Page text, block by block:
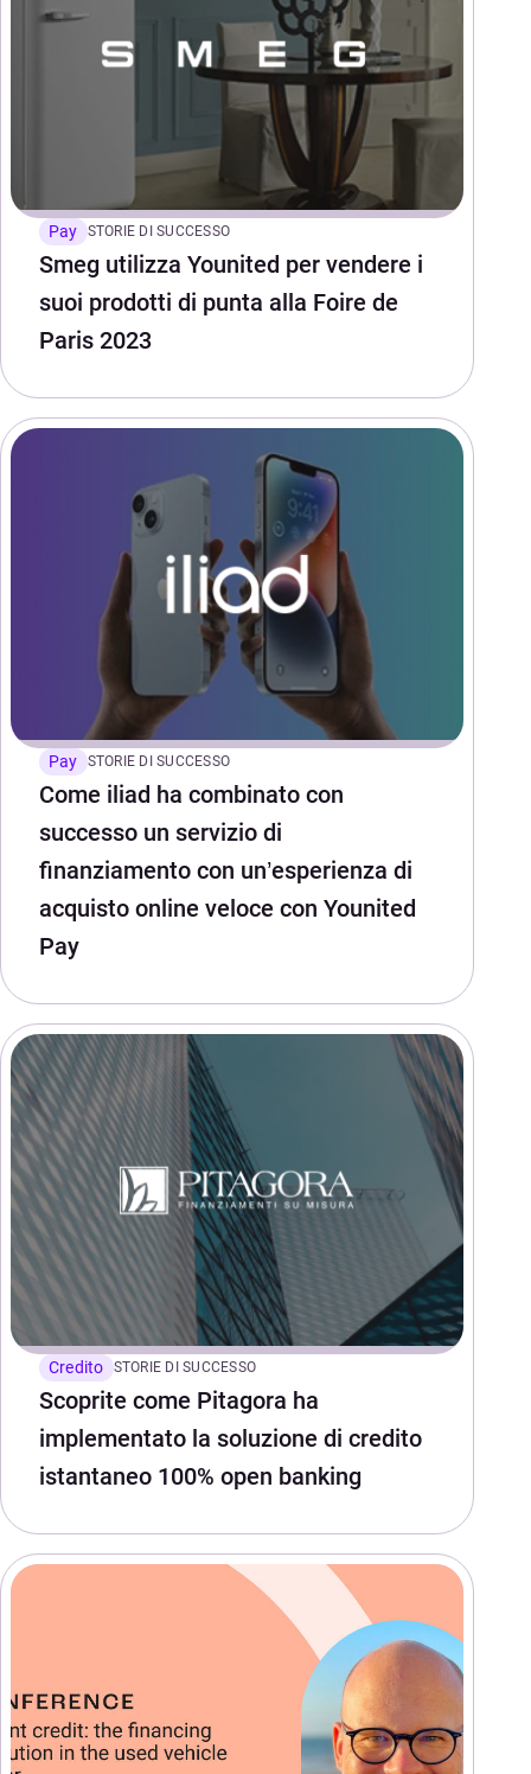
Pay STORIE DI SUCCESSO
Smeg utilizza Younited per vendere i
suoi prodotti di punta alla Foire de
Paris 2023
Pay STORIE DI SUCCESSO
Come iliad ha combinato con
successo un servizio di
finanziamento con un’esperienza di
acquisto online veloce con Younited
Pay
Credito STORIE DI SUCCESSO
Scoprite come Pitagora ha
implementato la soluzione di credito
istantaneo 100% open banking